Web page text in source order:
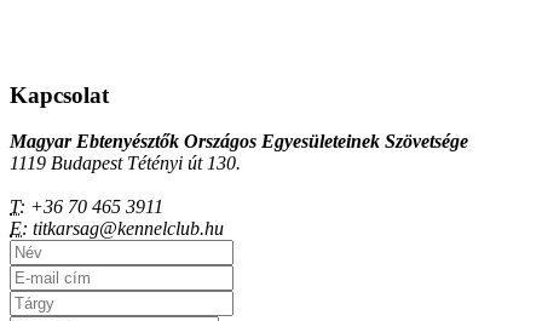
Kapcsolat
Magyar Ebtenyésztők Országos Egyesületeinek Szövetsége
1119 Budapest Tétényi út 130.
T: +36 70 465 3911
E: titkarsag@kennelclub.hu